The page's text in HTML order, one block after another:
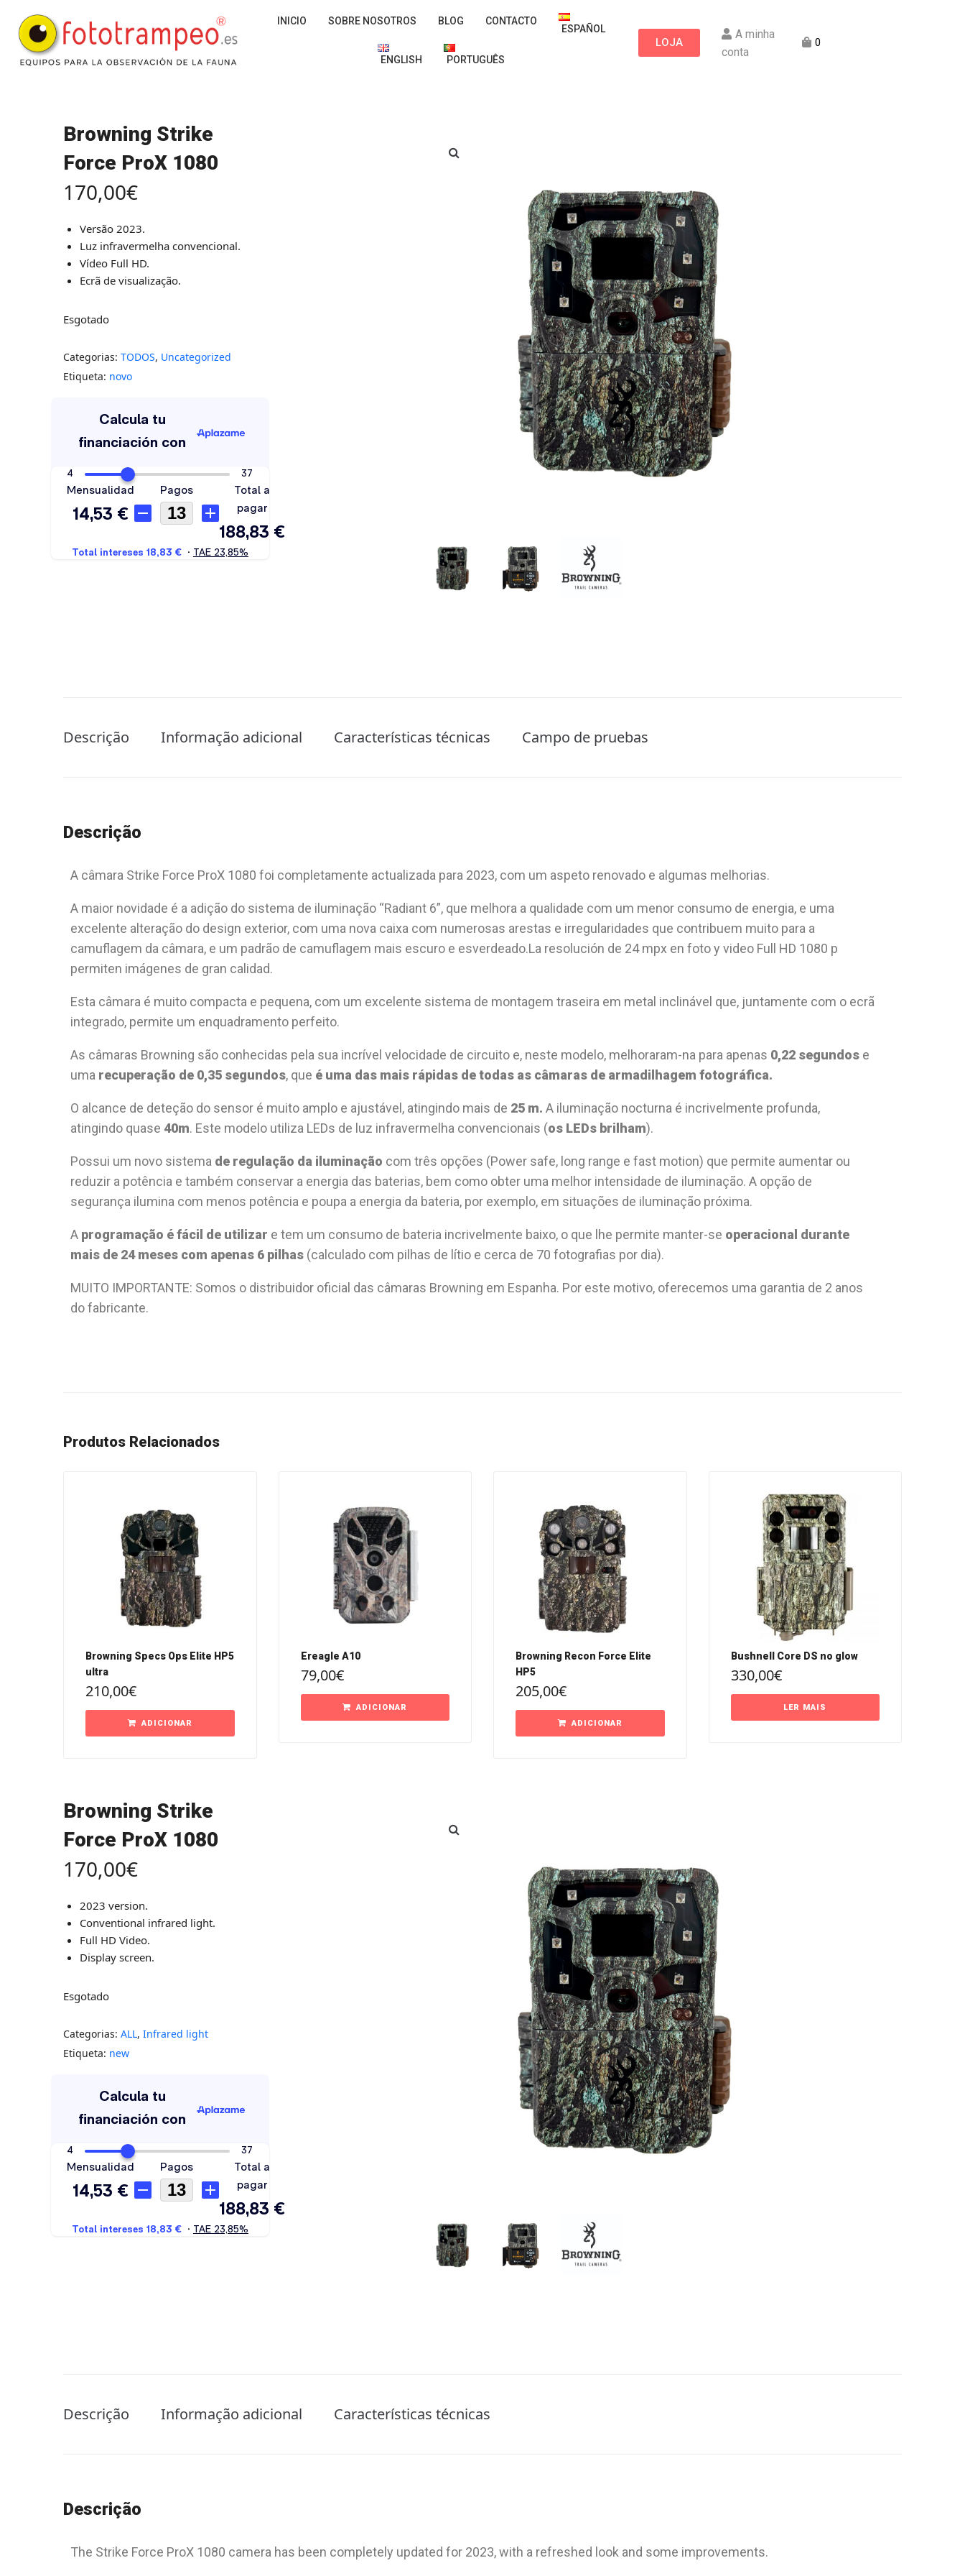
INICIO SOBRE NOSOTROS BLOG CONTACTO
ESPAÑOL
ENGLISH PORTUGUÊS
LOJA
A minha
conta
0
Browning Strike
Force ProX 1080
170,00€
Versão 2023.
Luz infravermelha convencional.
Vídeo Full HD.
Ecrã de visualização.
Esgotado
Categorias: TODOS, Uncategorized
Etiqueta: novo
Descrição Informação adicional Características técnicas Campo de pruebas
Descrição
A câmara Strike Force ProX 1080 foi completamente actualizada para 2023, com um aspeto renovado e algumas melhorias.
A maior novidade é a adição do sistema de iluminação “Radiant 6”, que melhora a qualidade com um menor consumo de energia, e uma
excelente alteração do design exterior, com uma nova caixa com numerosas arestas e irregularidades que contribuem muito para a
camuflagem da câmara, e um padrão de camuflagem mais escuro e esverdeado.La resolución de 24 mpx en foto y video Full HD 1080 p
permiten imágenes de gran calidad.
Esta câmara é muito compacta e pequena, com um excelente sistema de montagem traseira em metal inclinável que, juntamente com o ecrã
integrado, permite um enquadramento perfeito.
As câmaras Browning são conhecidas pela sua incrível velocidade de circuito e, neste modelo, melhoraram-na para apenas 0,22 segundos e
uma recuperação de 0,35 segundos, que é uma das mais rápidas de todas as câmaras de armadilhagem fotográfica.
O alcance de deteção do sensor é muito amplo e ajustável, atingindo mais de 25 m. A iluminação nocturna é incrivelmente profunda,
atingindo quase 40m. Este modelo utiliza LEDs de luz infravermelha convencionais (os LEDs brilham).
Possui um novo sistema de regulação da iluminação com três opções (Power safe, long range e fast motion) que permite aumentar ou
reduzir a potência e também conservar a energia das baterias, bem como obter uma melhor intensidade de iluminação. A opção de
segurança ilumina com menos potência e poupa a energia da bateria, por exemplo, em situações de iluminação próxima.
A programação é fácil de utilizar e tem um consumo de bateria incrivelmente baixo, o que lhe permite manter-se operacional durante
mais de 24 meses com apenas 6 pilhas (calculado com pilhas de lítio e cerca de 70 fotografias por dia).
MUITO IMPORTANTE: Somos o distribuidor oficial das câmaras Browning em Espanha. Por este motivo, oferecemos uma garantia de 2 anos
do fabricante.
Produtos Relacionados
Browning Specs Ops Elite HP5
ultra
210,00€
ADICIONAR
Ereagle A10
79,00€
ADICIONAR
Browning Recon Force Elite
HP5
205,00€
ADICIONAR
Bushnell Core DS no glow
330,00€
LER MAIS
Browning Strike
Force ProX 1080
170,00€
2023 version.
Conventional infrared light.
Full HD Video.
Display screen.
Esgotado
Categorias: ALL, Infrared light
Etiqueta: new
Descrição Informação adicional Características técnicas
Descrição
The Strike Force ProX 1080 camera has been completely updated for 2023, with a refreshed look and some improvements.